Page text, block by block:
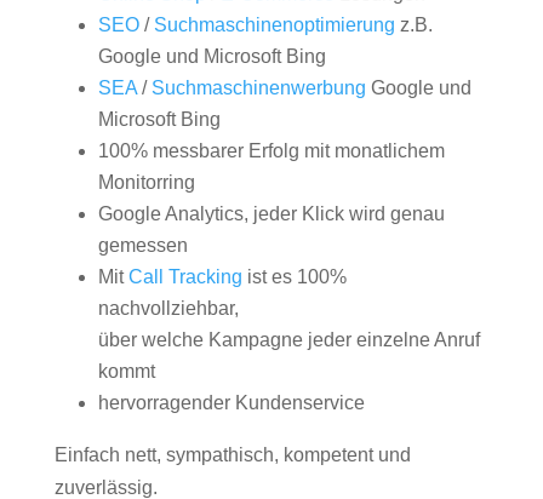
SEO/ Suchmaschinenoptimierung z.B.
Google und Microsoft Bing
SEA/ Suchmaschinenwerbung Google und
Microsoft Bing
100% messbarer Erfolg mit monatlichem
Monitorring
Google Analytics, jeder Klick wird genau
gemessen
MitCall Tracking ist es 100%
nachvollziehbar,
über welche Kampagne jeder einzelne Anruf
kommt
hervorragender Kundenservice
Einfach nett, sympathisch, kompetent und
zuverlässig.